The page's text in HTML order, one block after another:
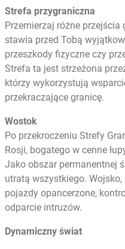
Strefa przygraniczna
Przemierzaj różne
stawia przed Tobą
przeszkody fizyczne czy
Strefa ta jest strzeżona
którzy wykorzystują
przekraczające granicę.
Wostok
Po przekroczeniu Strefy
Rosji, bogatego w cenne
Jako obszar permanentnej
utratą wszystkiego.
pojazdy opancerzone,
odparcie intruzów.
Dynamiczny świat